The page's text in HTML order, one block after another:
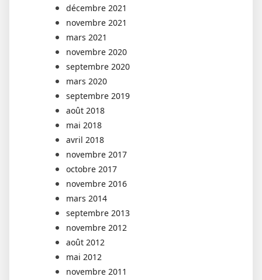
décembre 2021
novembre 2021
mars 2021
novembre 2020
septembre 2020
mars 2020
septembre 2019
août 2018
mai 2018
avril 2018
novembre 2017
octobre 2017
novembre 2016
mars 2014
septembre 2013
novembre 2012
août 2012
mai 2012
novembre 2011